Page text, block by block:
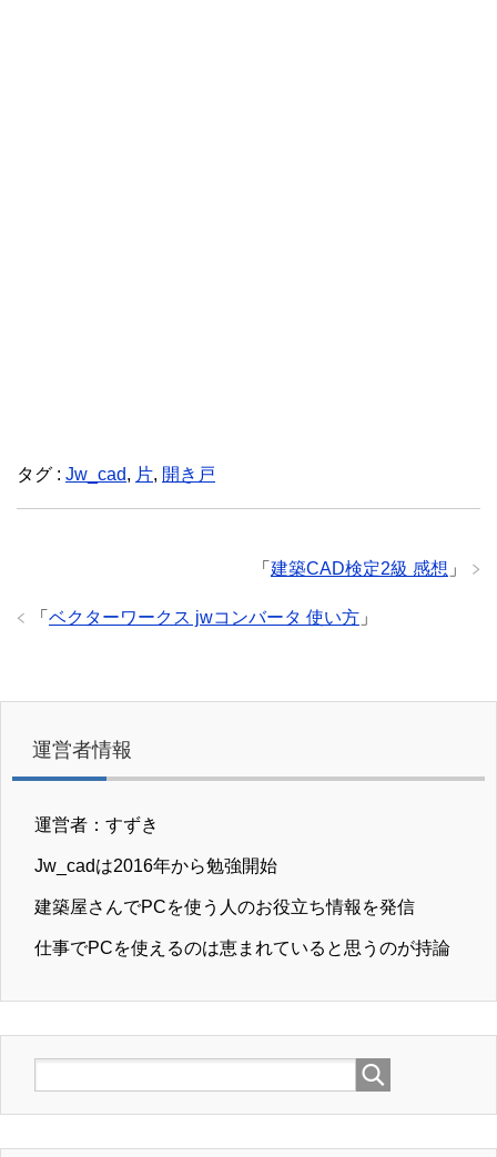
タグ : Jw_cad, 片, 開き戸
「 建築CAD検定2級 感想 」
「 ベクターワークス jwコンバータ 使い方 」
運営者情報
運営者：すずき
Jw_cadは2016年から勉強開始
建築屋さんでPCを使う人のお役立ち情報を発信
仕事でPCを使えるのは恵まれていると思うのが持論